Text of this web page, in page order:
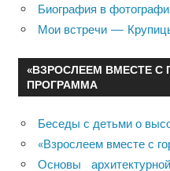
Биография в
Мои встречи —
«ВЗРОСЛЕЕМ ВМЕСТЕ С
ПРОГРАММА
Беседы с детьми о
«Взрослеем вместе с
Основы